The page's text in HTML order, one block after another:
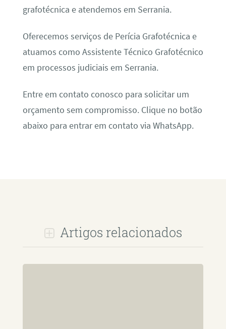
grafotécnica e atendemos em Serrania.
Oferecemos serviços de Perícia Grafotécnica e
atuamos como Assistente Técnico Grafotécnico
em processos judiciais em Serrania.
Entre em contato conosco para solicitar um
orçamento sem compromisso. Clique no botão
abaixo para entrar em contato via WhatsApp.
Artigos relacionados